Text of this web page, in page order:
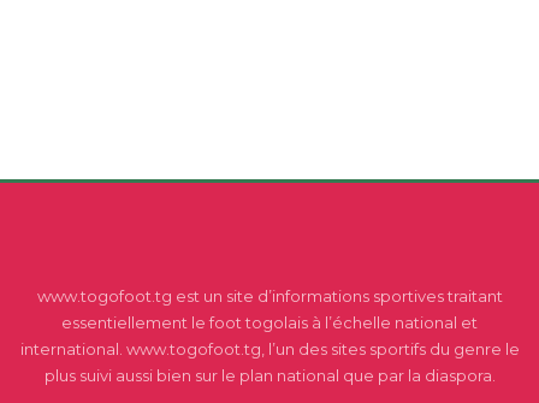
www.togofoot.tg est un site d’informations sportives traitant
essentiellement le foot togolais à l’échelle national et
international. www.togofoot.tg, l’un des sites sportifs du genre le
plus suivi aussi bien sur le plan national que par la diaspora.